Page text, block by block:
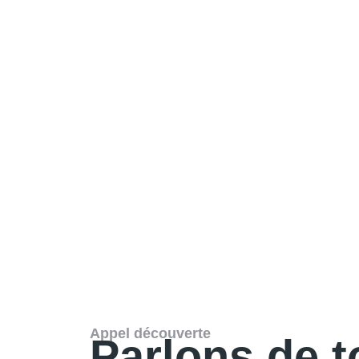
Appel découverte